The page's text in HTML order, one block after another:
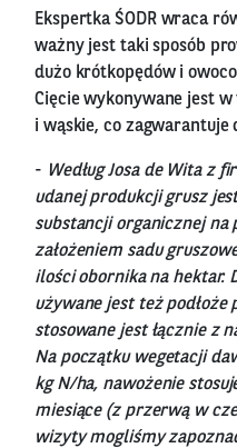
Ekspertka ŚODR wraca
ważny jest taki sposób
dużo krótkopędów i
Cięcie wykonywane jest
i wąskie, co zagwarantuje
- Według Josa de Wita z
udanej produkcji grusz
substancji organicznej na
założeniem sadu
ilości obornika na hektar.
używane jest też podłoże
stosowane jest łącznie z
Na początku wegetacji
kg N/ha, nawożenie
miesiące (z przerwą w
wizyty mogliśmy